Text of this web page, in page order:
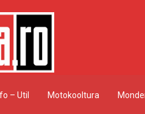
– Util Motokooltura